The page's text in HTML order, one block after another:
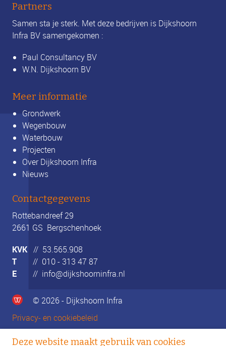
Partners
Samen sta je sterk. Met deze bedrijven is Dijkshoorn
Infra BV samengekomen :
Paul Consultancy BV
W.N. Dijkshoorn BV
Meer informatie
Grondwerk
Wegenbouw
Waterbouw
Projecten
Over Dijkshoorn Infra
Nieuws
Contactgegevens
Rottebandreef 29
2661 GS Bergschenhoek
KVK // 53.565.908
T // 010 - 313 47 87
E // info@dijkshoorninfra.nl
© 2026 - Dijkshoorn Infra
Privacy- en cookiebeleid
Deze website maakt gebruik van cookies